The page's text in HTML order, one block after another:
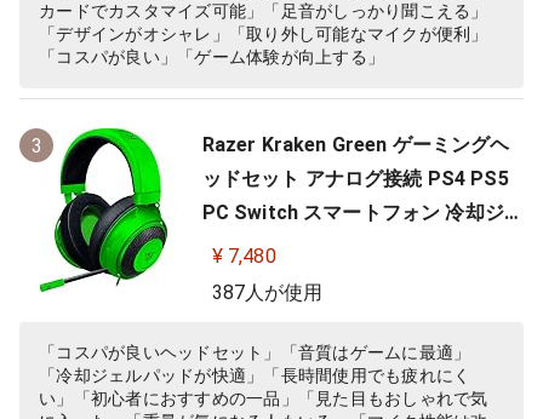
PS4 PS5 Nintendo Switch 【日本…
カードでカスタマイズ可能」「足音がしっかり聞こえる」
「デザインがオシャレ」「取り外し可能なマイクが便利」
「コスパが良い」「ゲーム体験が向上する」
3
Razer Kraken Green ゲーミングヘ
ッドセット アナログ接続 PS4 PS5
PC Switch スマートフォン 冷却ジェ
ルパッド 【日本正規代理店保証品】
RZ04-02830200-R3M
¥ 7,480
387人が使用
「コスパが良いヘッドセット」「音質はゲームに最適」
「冷却ジェルパッドが快適」「長時間使用でも疲れにく
い」「初心者におすすめの一品」「見た目もおしゃれで気